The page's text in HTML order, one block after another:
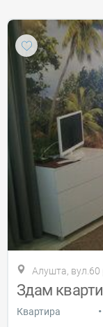
Алушта, вул.60
Здам
Квартира •